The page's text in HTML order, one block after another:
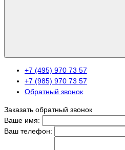
+7 (495) 970 73 57
+7 (985) 970 73 57
Обратный звонок
Заказать обратный звонок
Ваше имя:
Ваш телефон: